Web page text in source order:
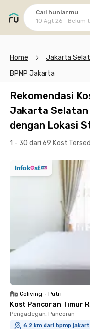
Cari hunianmu
10 Agt 26 - Belum
Home Jakarta
BPMP Jakarta
Rekomendasi
Jakarta Selatan
dengan Lokasi
1 - 30 dari 69 Kost
Coliving • Putri
Kost Pancoran Timur
Pengadegan, Pancoran
6.2 km dari bpmp